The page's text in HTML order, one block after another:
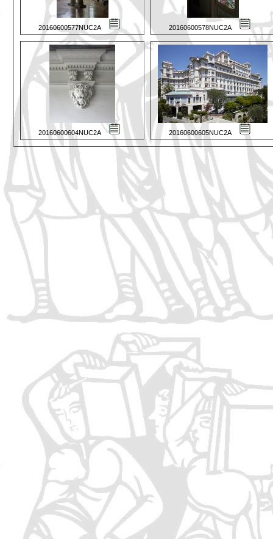
20160600577NUC2A 20160600578NUC2A
20160600604NUC2A 20160600605NUC2A